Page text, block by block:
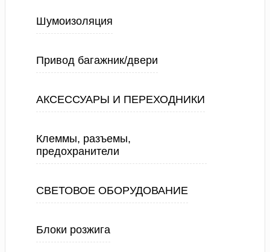
Шумоизоляция
Привод багажник/двери
АКСЕССУАРЫ И ПЕРЕХОДНИКИ
Клеммы, разъемы,
предохранители
СВЕТОВОЕ ОБОРУДОВАНИЕ
Блоки розжига